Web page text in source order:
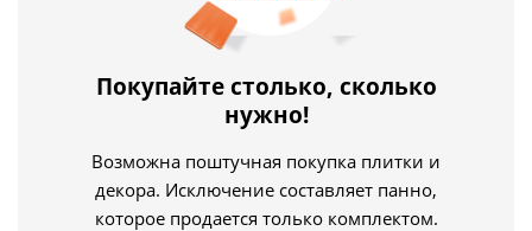
Покупайте столько, сколько
нужно!
Возможна поштучная покупка плитки и
декора. Исключение составляет панно,
которое продается только комплектом.